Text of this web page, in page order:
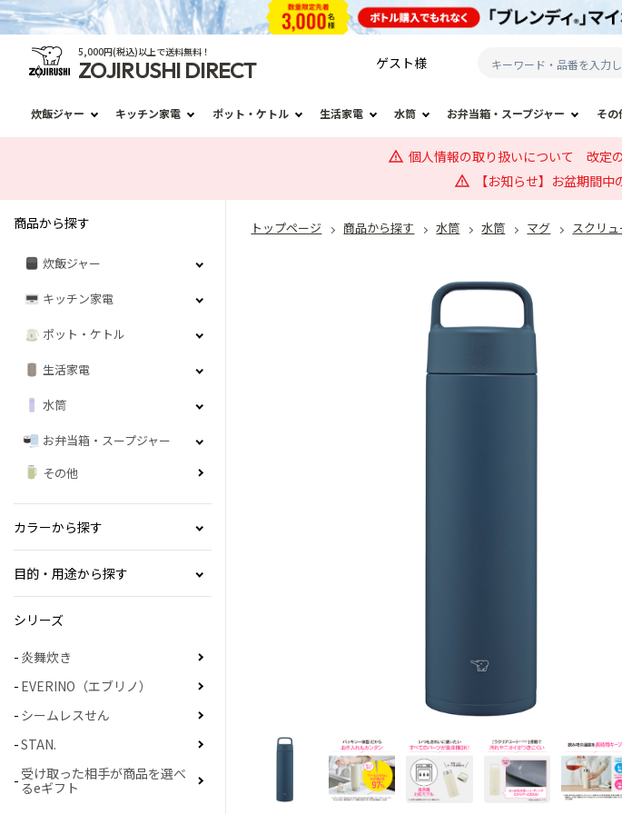
5,000円(税込)以上で送料無料！
ZOJIRUSHI DIRECT ゲスト様
炊飯ジャー キッチン家電 ポット・ケトル 生活家電 水筒 お弁当箱・スープジャー その
個人情報の取り扱いについて 改定
【お知らせ】お盆期間
トップページ 商品から探す 水筒 水筒 マグ スクリ
商品から探す
炊飯ジャー
キッチン家電
ポット・ケトル
生活家電
水筒
お弁当箱・スープジャー
その他
カラーから探す
目的・用途から探す
シリーズ
炎舞炊き
EVERINO（エブリノ）
シームレスせん
STAN.
受け取った相手が商品を選べ
るeギフト